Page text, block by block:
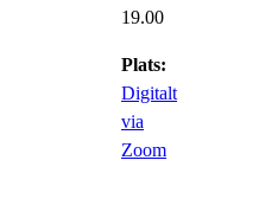
19.00
Plats:
Digitalt
via
Zoom